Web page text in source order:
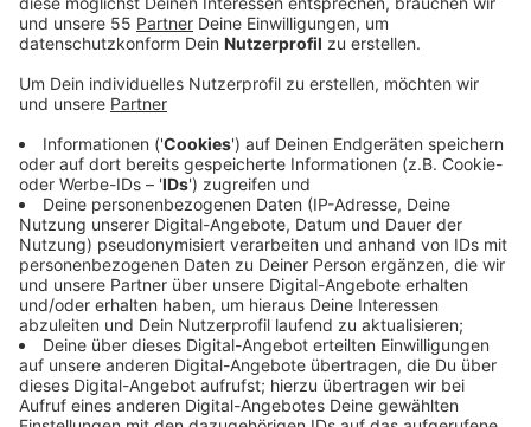
Kundenzufriedenheit auf Platz 1. Skytrax hat den
Düsseldorfer Flughafen somit als besten
regionalen Flughafen Europas ausgezeichnet.
Veröffentlicht:Sonntag, 13.04.2025 08:38
Anzeige
Die Auszeichnung basiert auf einer Befragung unter
Flugpassagieren aus aller Welt. Sie bewerten zum
Beispiel den Check-in, die Sauberkeit oder die
Gepäckabfertigung.